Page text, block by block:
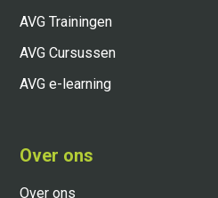
AVG Trainingen
AVG Cursussen
AVG e-learning
Over ons
Over ons